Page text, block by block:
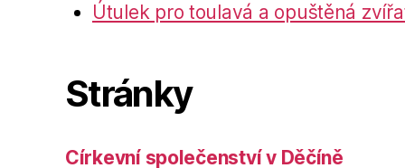
Útulek pro toulavá a opuštěná
Stránky
Církevní společenství v Děčíně